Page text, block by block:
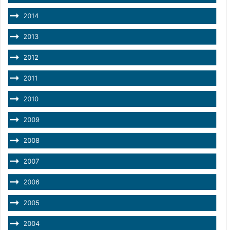
2014
2013
2012
2011
2010
2009
2008
2007
2006
2005
2004